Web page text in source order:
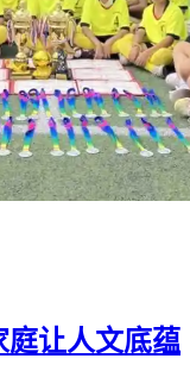
庭让人文底蕴